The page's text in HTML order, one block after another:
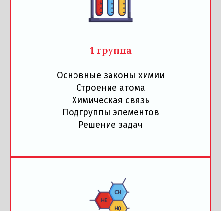
1 группа
Основные законы химии
Строение атома
Химическая связь
Подгруппы элементов
Решение задач